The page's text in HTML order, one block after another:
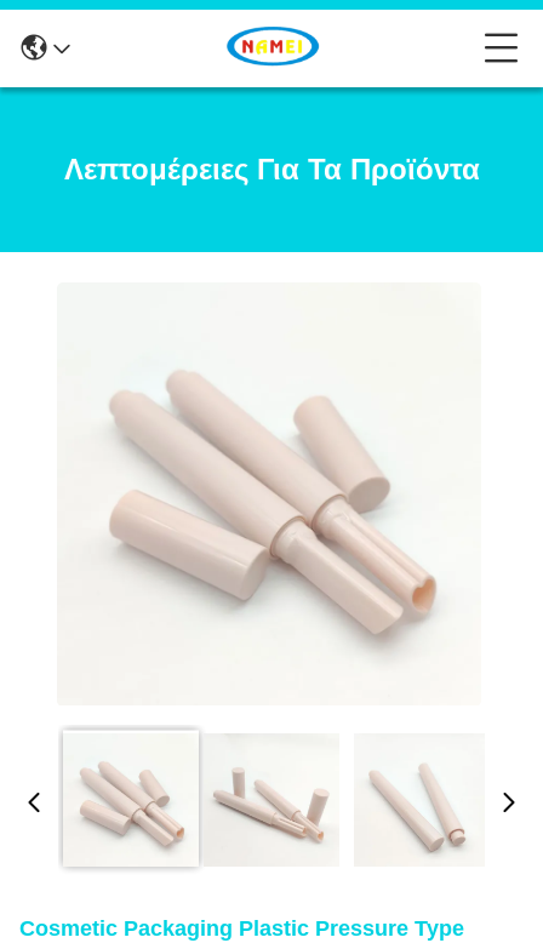
Λεπτομέρειες Για Τα Προϊόντα
Cosmetic Packaging Plastic Pressure Type